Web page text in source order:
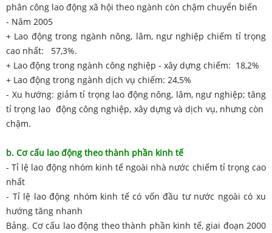
phân công lao động xã hội theo ngành còn chậm chuyển biến
- Năm 2005
+ Lao động trong ngành nông, lâm, ngư nghiệp chiếm tỉ trọng
cao nhất: 57,3%.
+ Lao động trong ngành công nghiệp - xây dựng chiếm: 18,2%
+ Lao động trong ngành dịch vụ chiếm: 24,5%
- Xu hướng: giảm tỉ trọng lao động nông, lâm, ngư nghiệp; tăng
tỉ trọng lao động công nghiệp, xây dựng và dịch vụ, nhưng còn
chậm.
b. Cơ cấu lao động theo thành phần kinh tế
- Tỉ lệ lao động nhóm kinh tế ngoài nhà nước chiếm tỉ trọng cao
nhất
- Tỉ lệ lao động nhóm kinh tế có vốn đầu tư nước ngoài có xu
hướng tăng nhanh
Bảng. Cơ cấu lao động theo thành phần kinh tế, giai đoạn 2000